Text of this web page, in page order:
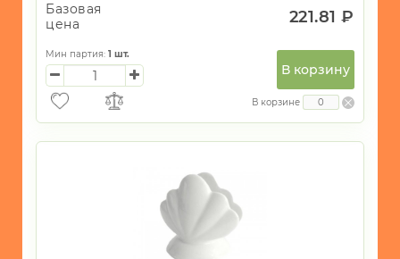
Базовая
цена
221.81 ₽
Мин партия: 1 шт.
В корзину
В корзине